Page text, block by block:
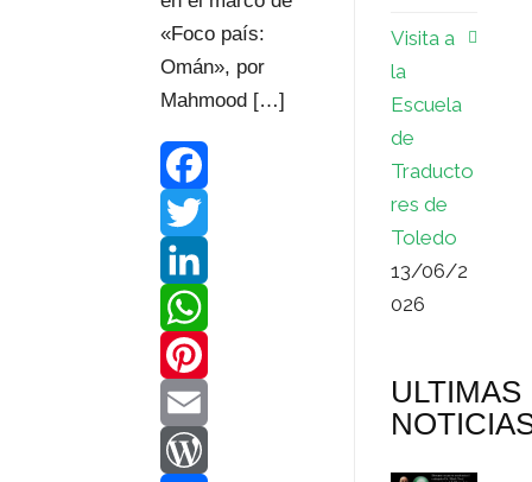
«Foco país:
Omán», por
Mahmood […]
F
a
c
e
b
o
T
w
t
L
n
k
W
h
a
P
E
Visita a
la
Escuela
de
Traducto
res de
Toledo
13/06/2
026
ULTIMAS